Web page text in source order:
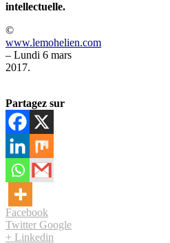
intellectuelle.
©
www.lemohelien.com
– Lundi 6 mars
2017.
Partagez sur
Facebook
Twitter Google
+ Linkedin